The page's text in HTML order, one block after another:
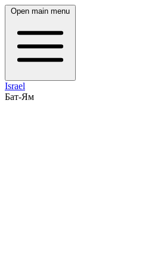
Open main menu
Israel
Бат-Ям